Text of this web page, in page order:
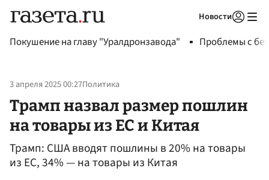
Новости
Покушение на главу "Уралдронзавода" Проблемы с
3 апреля 2025 00:27Политика
Трамп назвал размер пошлин
на товары из ЕС и Китая
Трамп: США вводят пошлины в 20% на товары
из ЕС, 34% — на товары из Китая